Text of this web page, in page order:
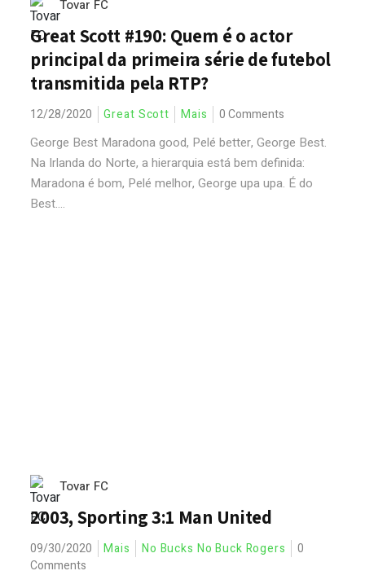
Tovar FC
Great Scott #190: Quem é o actor
principal da primeira série de futebol
transmitida pela RTP?
12/28/2020 Great Scott Mais 0 Comments
George Best Maradona good, Pelé better, George Best.
Na Irlanda do Norte, a hierarquia está bem definida:
Maradona é bom, Pelé melhor, George upa upa. É do
Best....
Tovar FC
2003, Sporting 3:1 Man United
09/30/2020 Mais No Bucks No Buck Rogers
0
Comments